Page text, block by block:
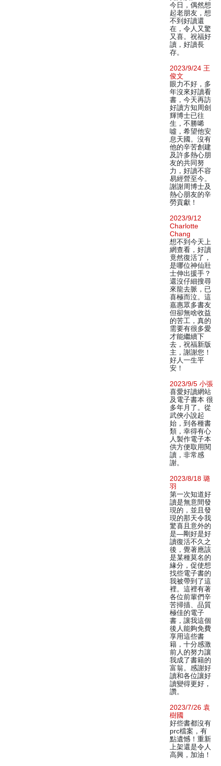
今日，偶然想
起老朋友，想
不到好讀還
在，令人又驚
又喜。祝福好
讀，好讀長
存。
2023/9/24 王
俊文
眼力不好，多
年沒來好讀看
書，今天再訪
好讀方知周劍
輝博士已往
生，不勝唏
噓，希望他安
息天國。沒有
他的辛苦創建
及許多熱心朋
友的共同努
力，好讀不容
易經營至今。
謝謝周博士及
熱心朋友的辛
勞貢獻！
2023/9/12
Charlotte
Chang
想不到今天上
網查看，好讀
竟然復活了，
是哪位神仙壯
士伸出援手？
還沒仔細搜尋
來龍去脈，已
喜極而泣。這
嘉惠眾多書友
但卻無啥收益
的苦工，真的
需要有很多愛
才能繼續下
去，祝福新版
主，謝謝您！
好人一生平
安！
2023/9/5 小張
喜愛好讀網站
及電子書本 很
多年月了。從
武俠小說起
始，到各種書
類，幸得有心
人製作電子本
供方便取用閱
讀，非常感
謝。
2023/8/18 璐
羽
第一次知道好
讀是無意間發
現的，並且發
現的那天令我
驚喜且意外的
是—剛好是好
讀復活不久之
後，覺著應該
是某種莫名的
緣分，促使想
找些電子書的
我被帶到了這
裡。這裡有著
各位前輩們辛
苦掃描、品質
極佳的電子
書，讓我這個
後人能夠免費
享用這些書
籍，十分感激
前人的努力讓
我成了書籍的
富翁。感謝好
讀和各位讓好
讀變得更好，
讚。
2023/7/26 袁
樹國
好些書都沒有
prc檔案，有
點遺憾！重新
上架還是令人
高興，加油！